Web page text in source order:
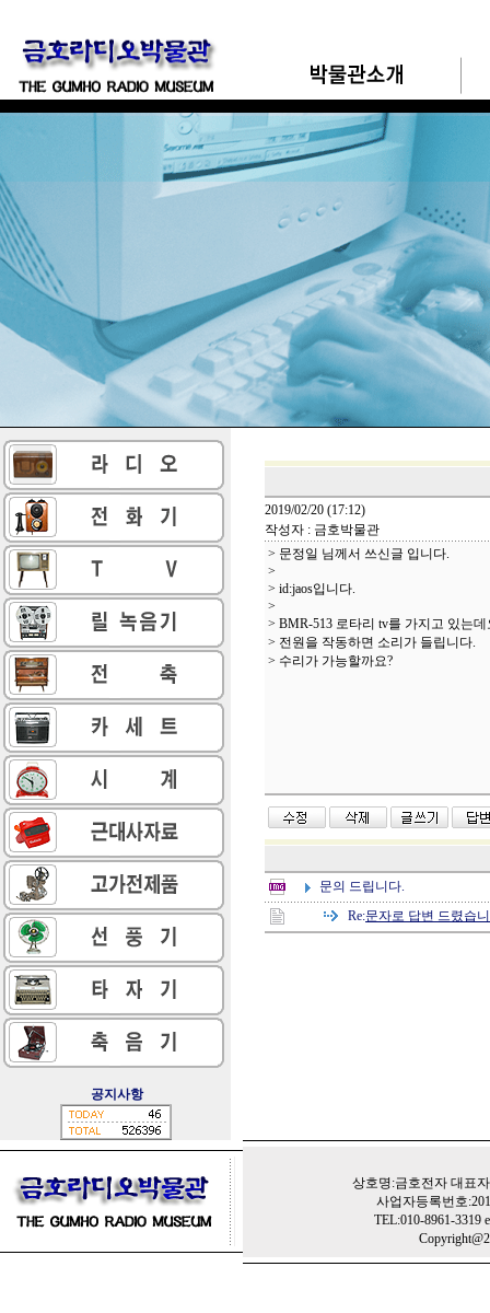
공지사항
2019/02/20 (17:12)
작성자 : 금호박물관
> 문정일 님께서 쓰신글 입니다.
>
> id:jaos입니다.
>
> BMR-513 로타리 tv를 가지고 있는데
> 전원을 작동하면 소리가 들립니다.
> 수리가 가능할까요?
문의 드립니다.
Re:문자로 답변 드렸습
상호명:금호전자 대표
사업자등록번호
TEL:010-8961-3319